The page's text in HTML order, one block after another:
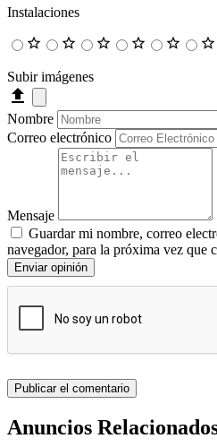
Instalaciones
Subir imágenes
Nombre
Correo electrónico
Mensaje
Guardar mi nombre, correo
navegador, para la próxima vez que
Enviar opinión
Anuncios